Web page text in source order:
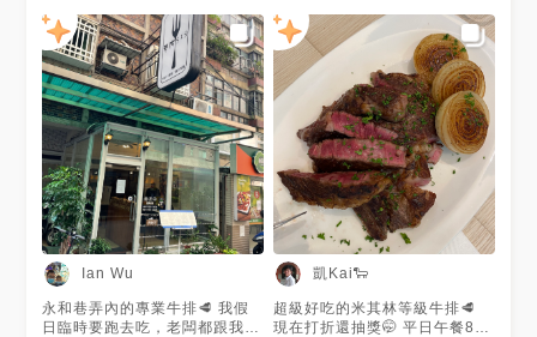
https://forms.gle/e4ivuWN7WQjY3VPB9
⏰時間⏰ 111年5月10日（星期
二） 中午12點30分至下午2點
🗺地點🗺 新北市永和區中和路
519巷3號（巷內519） ⚠️參加
資格⚠️ 已擁有MENU NFT的
人，或至現場立即購買並參與活
動． 💰參加費用💰 免費，由
MENU為您買單． 🙋參加人數
🙋‍♀️ 限量10名，超過人數將以抽
籤方式篩選，報名成功時，會於
MENU美食誌app內私訊你． ⚠️
活動流程⚠️ 12:30-12:35
MENU美食誌發展簡介 12:35-
12:40 店家品牌介紹 12:40-
13:50 用餐 13:50-14:00大合
照暨賦歸 ❗️注意事項❗️ （一）每
排竟然只要690！你真的沒看
錯！ 先煎再烤至5分熟的翼板肉
仍保有非常漂亮的粉紅肉色，柔
嫩多汁的肉質完全讓人以為是3
分熟！建議可以先裸吃品嚐表皮
的焦香與肉汁交織的迷人滋味，
然後再試試沾著芥末籽醬、鹽或
胡椒體驗不同風味。 搭配的配
菜是玉米筍和洋蔥，清脆的玉米
筍伴隨燒烤香氣，和充分保有水
分的洋蔥都是很畫龍點睛的配
角。 即日起到11月30日還有
MENU美食誌吃貨們專屬好康！
使用優惠券還能抽LINE
POINTS 3,000點！快到下列連
結用起來！ 平日午餐8折：
https://menutaiwan.com/tw/
Ian Wu
永和巷弄內的專業牛排🥩 我假
日臨時要跑去吃，老闆都跟我說
凱Kai🐑
超級好吃的米其林等級牛排🥩
現在打折還抽獎🤭 平日午餐8折